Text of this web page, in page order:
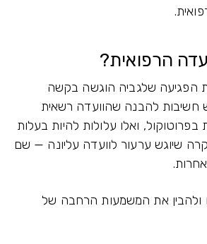
הרפואית?
הפגיעה שלגביה הוגשה בקשה
להבנה שהוועדה רשאית
ואלו עלולות להיות בעלות
שיוגש ערעור לוועדה עליונה — שם
אחרות.
ולהבין את המשמעות הרחבה של